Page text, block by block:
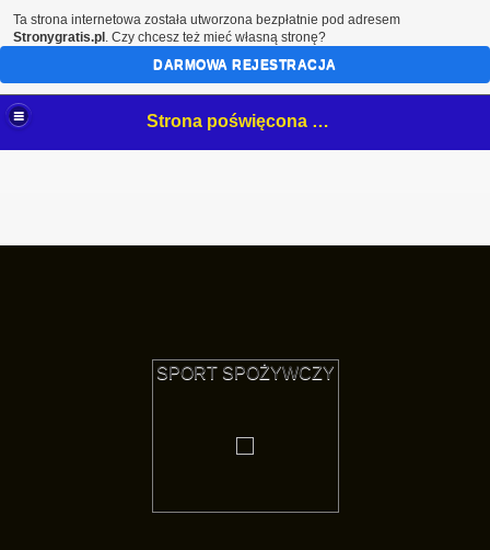
Strona poświęcona mojemu hobby- białostockim NeOnOm.
SPORT SPOŻYWCZY
Ta strona internetowa została utworzona bezpłatnie pod adresem
Stronygratis.pl . Czy chcesz też mieć własną stronę?
DARMOWA REJESTRACJA